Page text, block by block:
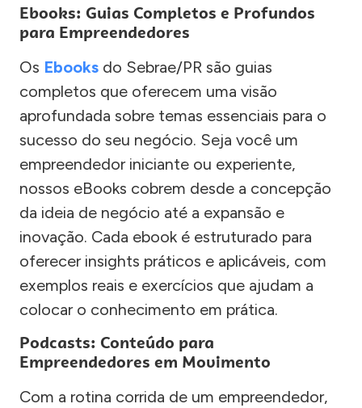
Ebooks: Guias Completos e Profundos
para Empreendedores
Os Ebooks do Sebrae/PR são guias
completos que oferecem uma visão
aprofundada sobre temas essenciais para o
sucesso do seu negócio. Seja você um
empreendedor iniciante ou experiente,
nossos eBooks cobrem desde a concepção
da ideia de negócio até a expansão e
inovação. Cada ebook é estruturado para
oferecer insights práticos e aplicáveis, com
exemplos reais e exercícios que ajudam a
colocar o conhecimento em prática.
Podcasts: Conteúdo para
Empreendedores em Movimento
Com a rotina corrida de um empreendedor,